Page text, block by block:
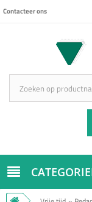
Contacteer ons